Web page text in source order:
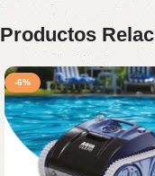
Productos
-6%